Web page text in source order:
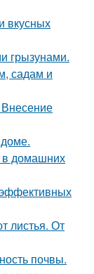
вкусных
грызунами.
садам и
в домашних
листья. От
почвы.